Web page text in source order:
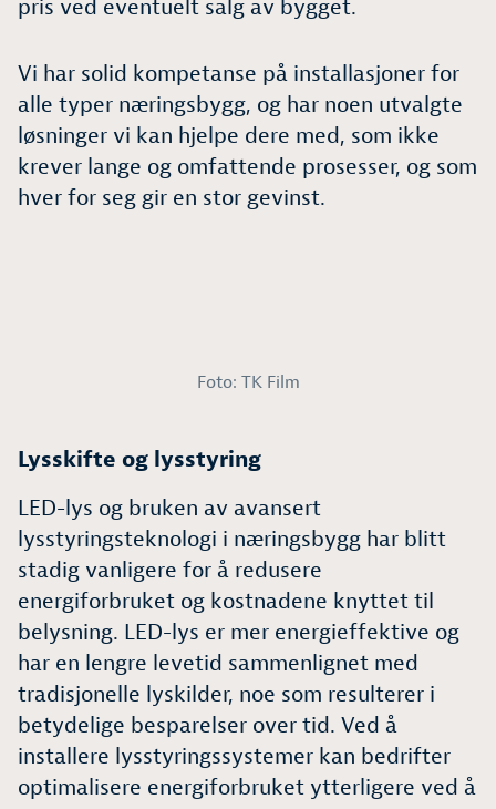
pris ved eventuelt salg av bygget.
Vi har solid kompetanse på installasjoner for
alle typer næringsbygg, og har noen utvalgte
løsninger vi kan hjelpe dere med, som ikke
krever lange og omfattende prosesser, og som
hver for seg gir en stor gevinst.
Foto: TK Film
Lysskifte og lysstyring
LED-lys og bruken av avansert
lysstyringsteknologi i næringsbygg har blitt
stadig vanligere for å redusere
energiforbruket og kostnadene knyttet til
belysning. LED-lys er mer energieffektive og
har en lengre levetid sammenlignet med
tradisjonelle lyskilder, noe som resulterer i
betydelige besparelser over tid. Ved å
installere lysstyringssystemer kan bedrifter
optimalisere energiforbruket ytterligere ved å